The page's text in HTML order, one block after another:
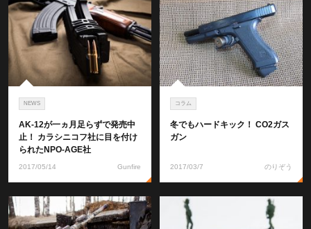
NEWS
AK-12が一ヵ月足らずで発売中
止！ カラシニコフ社に目を付け
られたNPO-AGE社
2017/05/14 Gunfire
コラム
冬でもハードキック！ CO2ガス
ガン
2017/03/7 のりぞう